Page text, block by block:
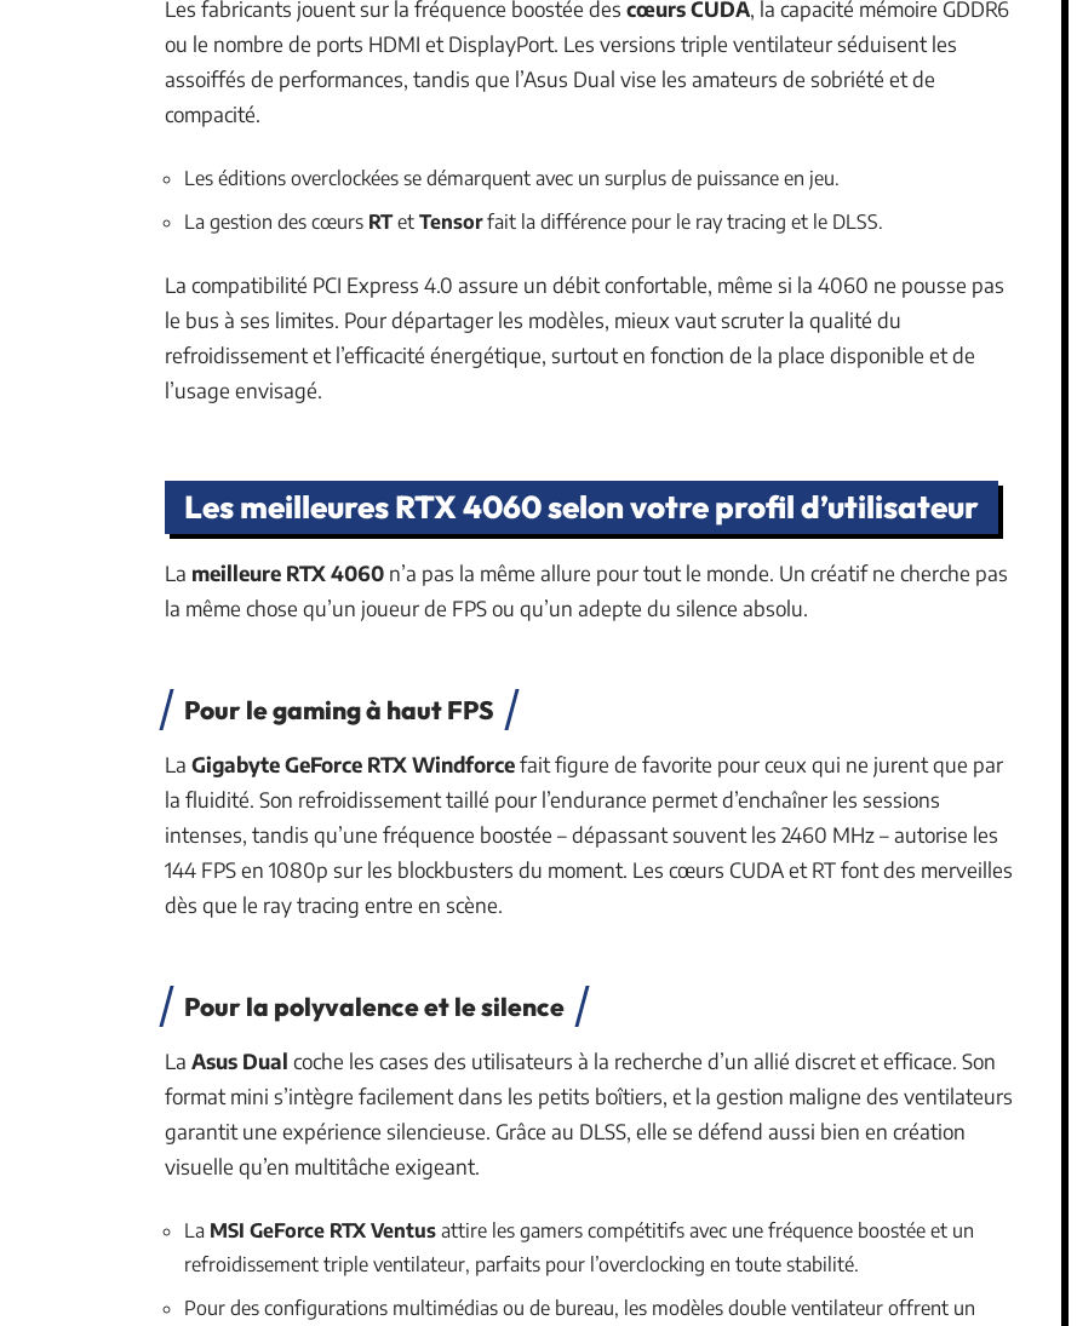
Les fabricants jouent sur la fréquence boostée des cœurs CUDA, la capacité mémoire GDDR6
ou le nombre de ports HDMI et DisplayPort. Les versions triple ventilateur séduisent les
assoiffés de performances, tandis que l’Asus Dual vise les amateurs de sobriété et de
compacité.
Les éditions overclockées se démarquent avec un surplus de puissance en jeu.
La gestion des cœurs RTet Tensorfait la différence pour le ray tracing et le DLSS.
La compatibilité PCI Express 4.0 assure un débit confortable, même si la 4060 ne pousse pas
le bus à ses limites. Pour départager les modèles, mieux vaut scruter la qualité du
refroidissement et l’efficacité énergétique, surtout en fonction de la place disponible et de
l’usage envisagé.
Les meilleures RTX 4060 selon votre profil d’utilisateur
La meilleure RTX 4060 n’a pas la même allure pour tout le monde. Un créatif ne cherche pas
la même chose qu’un joueur de FPS ou qu’un adepte du silence absolu.
Pour le gaming à haut FPS
La Gigabyte GeForce RTX Windforcefait figure de favorite pour ceux qui ne jurent que par
la fluidité. Son refroidissement taillé pour l’endurance permet d’enchaîner les sessions
intenses, tandis qu’une fréquence boostée – dépassant souvent les 2460 MHz – autorise les
144 FPS en 1080p sur les blockbusters du moment. Les cœurs CUDA et RT font des merveilles
dès que le ray tracing entre en scène.
Pour la polyvalence et le silence
La Asus Dual coche les cases des utilisateurs à la recherche d’un allié discret et efficace. Son
format mini s’intègre facilement dans les petits boîtiers, et la gestion maligne des ventilateurs
garantit une expérience silencieuse. Grâce au DLSS, elle se défend aussi bien en création
visuelle qu’en multitâche exigeant.
La MSI GeForce RTX Ventus attire les gamers compétitifs avec une fréquence boostée et un
refroidissement triple ventilateur, parfaits pour l’overclocking en toute stabilité.
Pour des configurations multimédias ou de bureau, les modèles double ventilateur offrent un